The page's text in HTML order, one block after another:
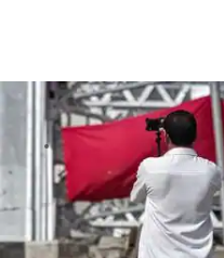
असम में रेलवे पुल ढहा,
Jul 09, 2026
असम में ट्रेन से यात्रा करने
सामना करना पड़ रहा है।
पुल का एक हिस्सा टूट गया